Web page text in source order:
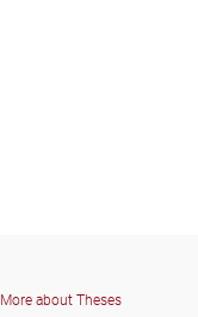
More about Theses